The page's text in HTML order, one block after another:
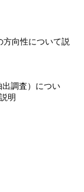
向性について説
出調査）につい
明